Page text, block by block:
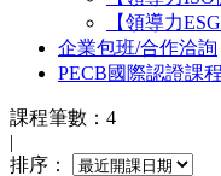
【領導力
企業包班/合作洽詢
PECB國際認證課程
課程筆數：4
|
排序：